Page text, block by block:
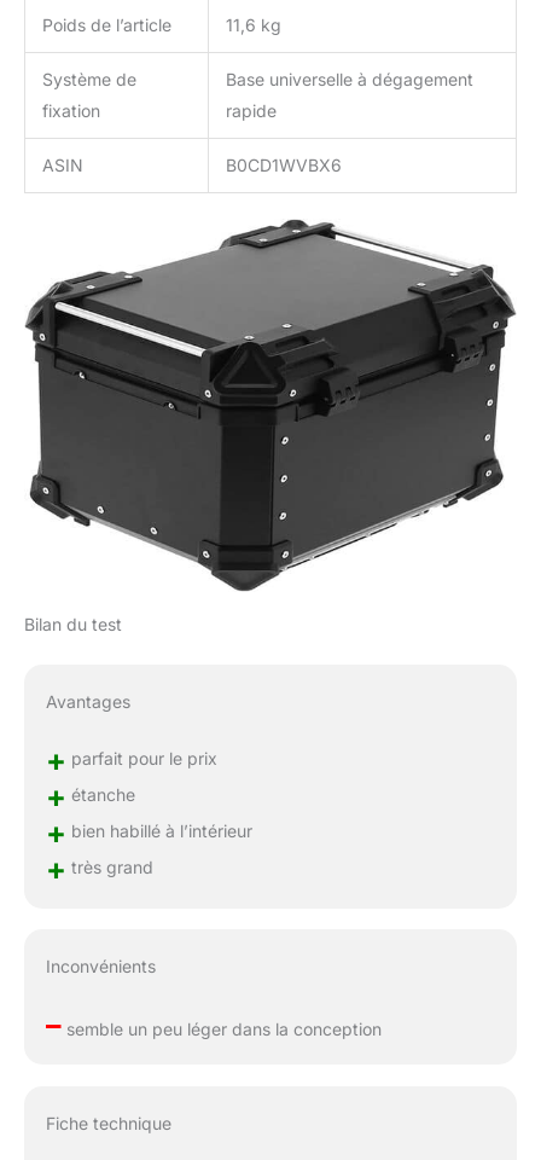
Poids de l’article 11,6 kg
Système de
fixation
Base universelle à dégagement
rapide
ASIN B0CD1WVBX6
Bilan du test
Avantages
+ parfait pour le prix
+ étanche
+ bien habillé à l’intérieur
+ très grand
Inconvénients
–semble un peu léger dans la conception
Fiche technique